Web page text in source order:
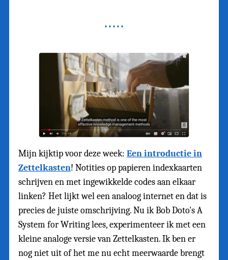
Mijn kijktip voor deze week: Een introductie in
Zettelkasten! Notities op papieren indexkaarten
schrijven en met ingewikkelde codes aan elkaar
linken? Het lijkt wel een analoog internet en dat is
precies de juiste omschrijving. Nu ik Bob Doto's A
System for Writing lees, experimenteer ik met een
kleine analoge versie van Zettelkasten. Ik ben er
nog niet uit of het me nu echt meerwaarde brengt